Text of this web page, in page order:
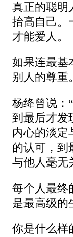
真正的聪明
抬高自己。
才能爱人。
如果连最基
别人的尊重。
杨绛曾说：
到最后才发
内心的淡定
的认可，到
与他人毫无
每个人最终
是最高级的
你是什么样